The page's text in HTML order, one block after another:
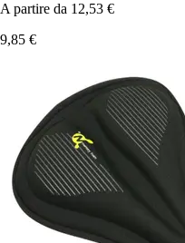
A partire da 12,53 €
9,85 €